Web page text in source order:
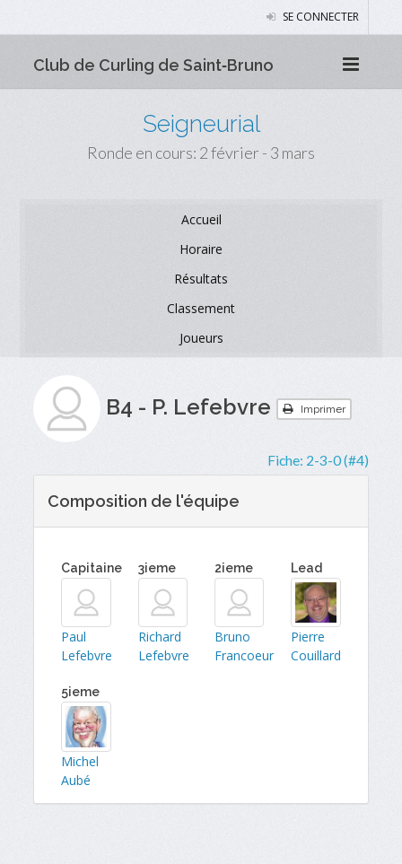
SE CONNECTER
Club de Curling de Saint‑Bruno
Seigneurial
Ronde en cours: 2 février - 3 mars
Accueil
Horaire
Résultats
Classement
Joueurs
B4 - P. Lefebvre Imprimer
Fiche: 2-3-0 (#4)
Composition de l'équipe
Capitaine
Paul
Lefebvre
3ieme
Richard
Lefebvre
2ieme
Bruno
Francoeur
Lead
Pierre
Couillard
5ieme
Michel
Aubé